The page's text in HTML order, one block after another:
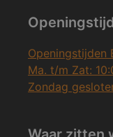
Openingstijden
Ma. t/m Zat:
Zondag